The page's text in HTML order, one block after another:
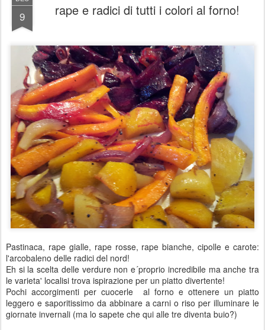
9 rape e radici di tutti i colori al forno!
Pastinaca, rape gialle, rape rosse, rape bianche, cipolle e carote:
l'arcobaleno delle radici del nord!
Eh si la scelta delle verdure non e´proprio incredibile ma anche tra
le varieta' localisi trova ispirazione per un piatto divertente!
Pochi accorgimenti per cuocerle al forno e ottenere un piatto
leggero e saporitissimo da abbinare a carni o riso per illuminare le
giornate invernali (ma lo sapete che qui alle tre diventa buio?)